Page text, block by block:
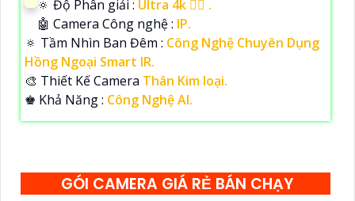
🔅 Độ Phân giải : Ultra 4k 👍🏾 .
🤖️ Camera Công nghệ : IP.
🔅 Tầm Nhìn Ban Đêm : Công Nghệ Chuyên Dụng
Hồng Ngoại Smart IR.
🎨 Thiết Kế Camera Thân Kim loại.
️♚ Khả Năng : Công Nghệ AI.
GÓI CAMERA GIÁ RẺ BÁN CHẠY